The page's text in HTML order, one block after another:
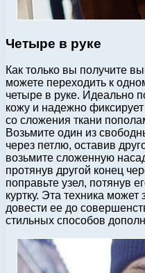
Четыре в руке
Как только вы получите
можете переходить к
четыре в руке. Идеально
кожу и надежно
со сложения ткани
Возьмите один из
через петлю, оставив
возьмите сложенную
протянув другой конец
поправьте узел, потянув
куртку. Эта техника
довести ее до
стильных способов